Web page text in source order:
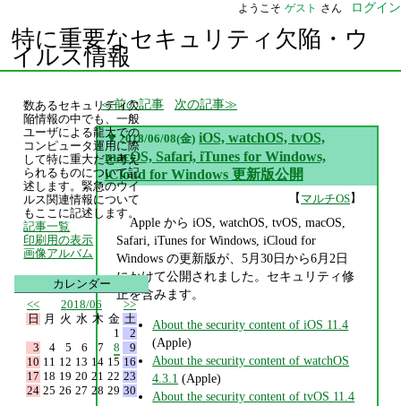
ようこそ ゲスト さん ログイン
特に重要なセキュリティ欠陥・ウ
イルス情報
前の記事 次の記事
▼ 2018/06/08(金) iOS, watchOS, tvOS,
macOS, Safari, iTunes for Windows,
iCloud for Windows 更新版公開
【マルチOS】
Apple から iOS, watchOS, tvOS, macOS,
Safari, iTunes for Windows, iCloud for
Windows の更新版が、5月30日から6月2日
にかけて公開されました。セキュリティ修
正を含みます。
About the security content of iOS 11.4
(Apple)
About the security content of watchOS
4.3.1 (Apple)
About the security content of tvOS 11.4
数あるセキュリティ欠
陥情報の中でも、一般
ユーザによる龍大での
コンピュータ運用に際
して特に重大だと考え
られるものについて記
述します。緊急のウイ
ルス関連情報について
もここに記述します。
記事一覧
印刷用の表示
画像アルバム
カレンダー
<<
2018/06
>>
日
月 火 水 木 金 土
1
2
3
4 5 6 7 8
9
10 11 12 13 14 15 16
17 18 19 20 21 22 23
24 25 26 27 28 29 30